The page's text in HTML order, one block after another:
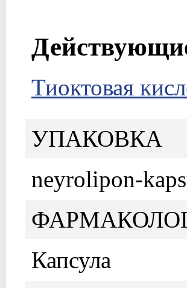
Тиоктовая
УПАКОВКА
neyrolipon-
Капсула